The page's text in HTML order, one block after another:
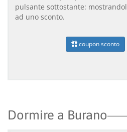
pulsante sottostante:
ad uno sconto.
coupon sconto
Dormire a Burano